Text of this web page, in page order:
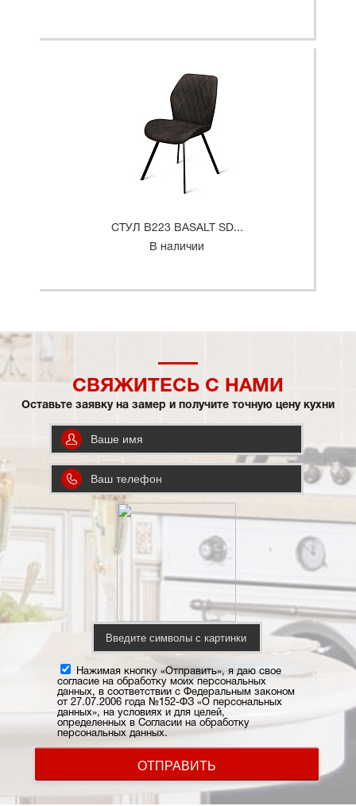
СТУЛ B223 BASALT SD...
В наличии
СВЯЖИТЕСЬ С НАМИ
Оставьте заявку на замер и получите точную цену кухни
Нажимая кнопку «Отправить», я даю свое
согласие на обработку моих персональных
данных, в соответствии с Федеральным законом
от 27.07.2006 года №152-ФЗ «О персональных
данных», на условиях и для целей,
определенных в Согласии на обработку
персональных данных.